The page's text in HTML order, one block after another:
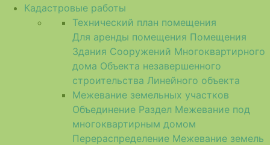
Кадастровые работы
Технический план помещения
Для аренды помещения Помещения
Здания Сооружений Многоквартирного
дома Объекта незавершенного
строительства Линейного объекта
Межевание земельных участков
Объединение Раздел Межевание под
многоквартирным домом
Перераспределение Межевание земель